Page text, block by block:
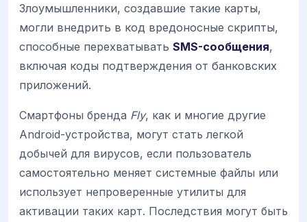
Злоумышленники, создавшие такие карты,
могли внедрить в код вредоносные скрипты,
способные перехватывать SMS-сообщения,
включая коды подтверждения от банковских
приложений.
Смартфоны бренда Fly, как и многие другие
Android-устройства, могут стать легкой
добычей для вирусов, если пользователь
самостоятельно меняет системные файлы или
использует непроверенные утилиты для
активации таких карт. Последствия могут быть